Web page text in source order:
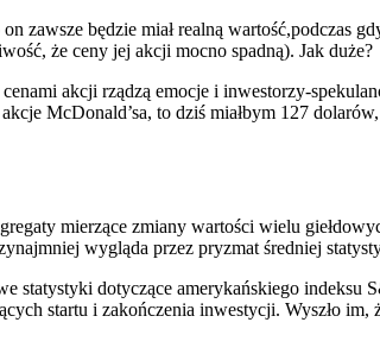
zawsze będzie miał realną
że ceny jej akcji mocno spadną). Jak duże?
akcji rządzą emocje i inwestorzy-
McDonald’sa, to dziś miałbym 127
mierzące zmiany wartości wielu
wygląda przez pryzmat średniej
statystyki dotyczące amerykańskiego
startu i zakończenia inwestycji. Wyszło